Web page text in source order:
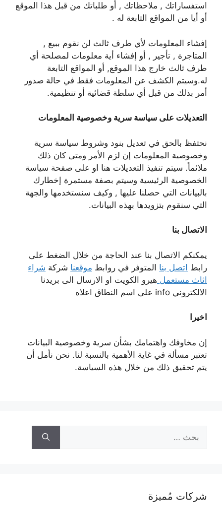
استفساراتك , ملاحظاتك , أو طلباتك من قبل هذا الموقع
أو أيا من المواقع التابعة له .
إفشاء المعلومات لأي طرف ثالث لن نقوم ببيع ,
المتاجرة , تأجير , أو إفشاء أية معلومات لمصلحة أي
طرف ثالث خارج هذا الموقع, أو المواقع التابعة
له.وسيتم الكشف عن المعلومات فقط في حالة صدور
أمر بذلك من قبل أي سلطة قضائية أو تنظيمية.
التعديلات على سياسة سرية وخصوصية المعلومات
نحتفظ بالحق في تعديل بنود وشروط سياسة سرية
وخصوصية المعلومات إن لزم الأمر ومتى كان ذلك
ملائماً. سيتم تنفيذ التعديلات هنا او على صفحة سياسة
الخصوصية الرئيسية وسيتم بصفة مستمرة إخطارك
بالبيانات التي حصلنا عليها , وكيف سنستخدمها والجهة
التي سنقوم بتزويدها بهذه البيانات.
الاتصال بنا
يمكنكم الاتصال بنا عند الحاجة من خلال الضغط على
رابط اتصل بنا المتوفر في روابط موقعنا شركة شراء
اثاث مستعمل هيرو الكويت او الارسال الى بريدنا
الالكتروني info
على اسم النطاق اعلاه
اخيرا
إن مخاوفك واهتمامك بشأن سرية وخصوصية البيانات
تعتبر مسألة في غاية الأهمية بالنسبة لنا. نحن نأمل أن
يتم تحقيق ذلك من خلال هذه السياسة.
عن:
شركات مُميزة